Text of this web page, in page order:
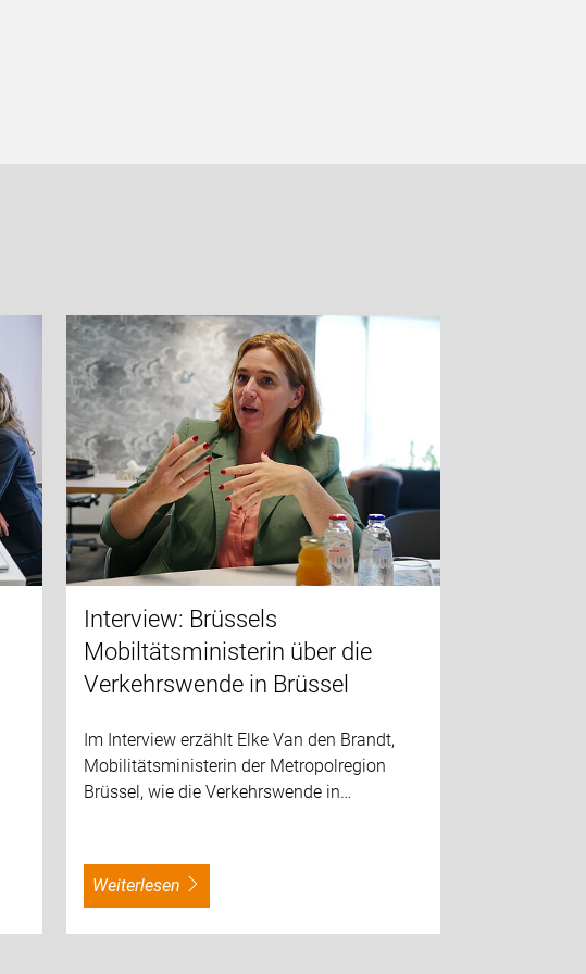
Interview: Brüssels
Mobiltätsministerin über die
Verkehrswende in Brüssel
Im Interview erzählt Elke Van den Brandt,
Mobilitätsministerin der Metropolregion
Brüssel, wie die Verkehrswende in…
weiterlesen